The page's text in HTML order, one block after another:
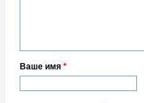
Ваше имя *